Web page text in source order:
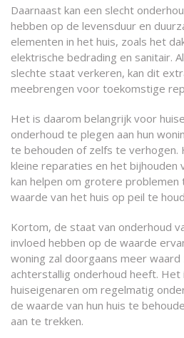
Daarnaast kan een slecht
hebben op de levensduur en
elementen in het huis, zoals het
elektrische bedrading en sanitair.
slechte staat verkeren, kan dit
meebrengen voor toekomstige
Het is daarom belangrijk voor
onderhoud te plegen aan hun
te behouden of zelfs te verhogen.
kleine reparaties en het bijhouden
kan helpen om grotere problemen
waarde van het huis op peil te
Kortom, de staat van onderhoud
invloed hebben op de waarde
woning zal doorgaans meer
achterstallig onderhoud heeft.
huiseigenaren om regelmatig
de waarde van hun huis te
aan te trekken.